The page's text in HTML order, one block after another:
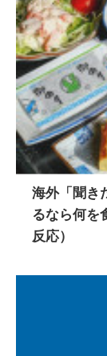
海外「聞き
るなら何を
反応）